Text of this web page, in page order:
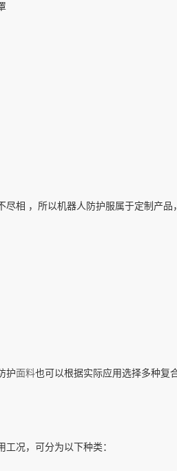
尽相 ，所以机器人防护服属于定制产
护面料也可以根据实际应用选择多种复
况，可分为以下种类：